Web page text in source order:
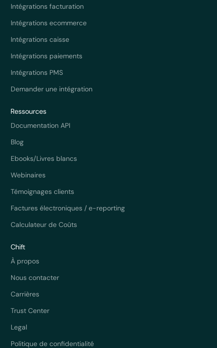
Intégrations facturation
Intégrations ecommerce
Intégrations caisse
Intégrations paiements
Intégrations PMS
Demander une intégration
Ressources
Documentation API
Blog
Ebooks/Livres blancs
Webinaires
Témoignages clients
Factures électroniques / e-reporting
Calculateur de Coûts
Chift
À propos
Nous contacter
Carrières
Trust Center
Legal
Politique de confidentialité